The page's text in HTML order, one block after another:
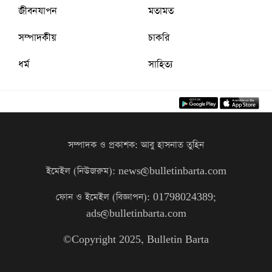
জীবনযাপন
মতামত
সম্পাদকীয়
চাকরি
ধর্ম
সাহিত্য
সম্পাদক ও প্রকাশক: আবু হাসনাত তুহিন
ইমেইল (নিউজরুম): news@bulletinbarta.com
ফোন ও ইমেইল (বিজ্ঞাপন): 01798024389;
ads@bulletinbarta.com
©️Copyright 2025, Bulletin Barta